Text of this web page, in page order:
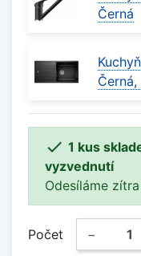
Černá
 1 kus
vyzvednutí
Odesíláme
Počet −